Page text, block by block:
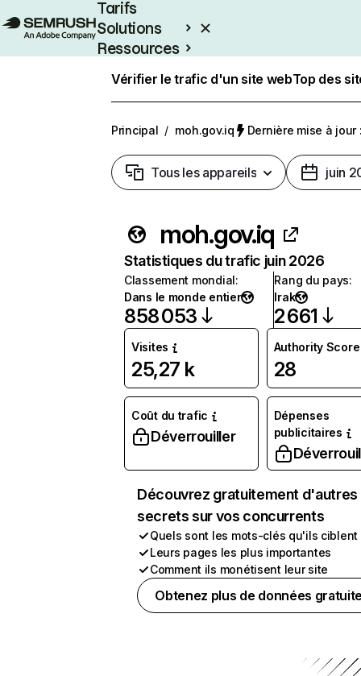
Tarifs
Solutions
Ressources
Vérifier le trafic d'un site webTop des
Principal / moh.gov.iq Dernière mise à jour
Tous les appareils juin
moh.gov.iq
Statistiques du trafic juin 2026
Classement mondial:
Dans le monde entier
858 053
Rang du pays:
Irak
2 661
Visites
25,27 k
Authority Score
28
Coût du trafic
Déverrouiller
Dépenses
publicitaires
Découvrez gratuitement d'autres
secrets sur vos concurrents
Quels sont les mots-clés qu'ils ciblent
Leurs pages les plus importantes
Comment ils monétisent leur site
Obtenez plus de données